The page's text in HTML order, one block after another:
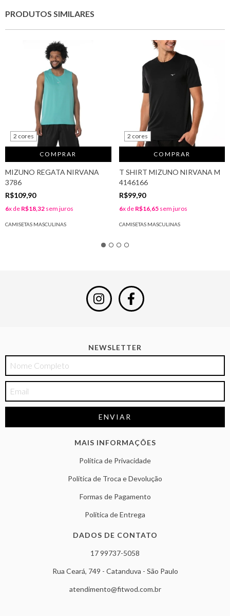
PRODUTOS SIMILARES
2 cores
COMPRAR
MIZUNO REGATA NIRVANA
3786
R$109,90
6x de R$18,32 sem juros
CAMISETAS MASCULINAS
2 cores
COMPRAR
T SHIRT MIZUNO NIRVANA M
4146166
R$99,90
6x de R$16,65sem juros
CAMISETAS MASCULINAS
NEWSLETTER
MAIS INFORMAÇÕES
Política de Privacidade
Política de Troca e Devolução
Formas de Pagamento
Política de Entrega
DADOS DE CONTATO
17 99737-5058
Rua Ceará, 749 - Catanduva - São Paulo
atendimento@fitwod.com.br